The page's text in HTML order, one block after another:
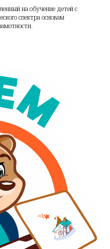
на обучение детей с
спектра основам